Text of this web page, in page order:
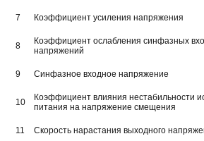
7 Коэффициент усиления напряжения
8
Коэффициент ослабления синфазных
напряжений
9 Синфазное входное напряжение
10
Коэффициент влияния нестабильности
питания на напряжение смещения
11 Скорость нарастания выходного